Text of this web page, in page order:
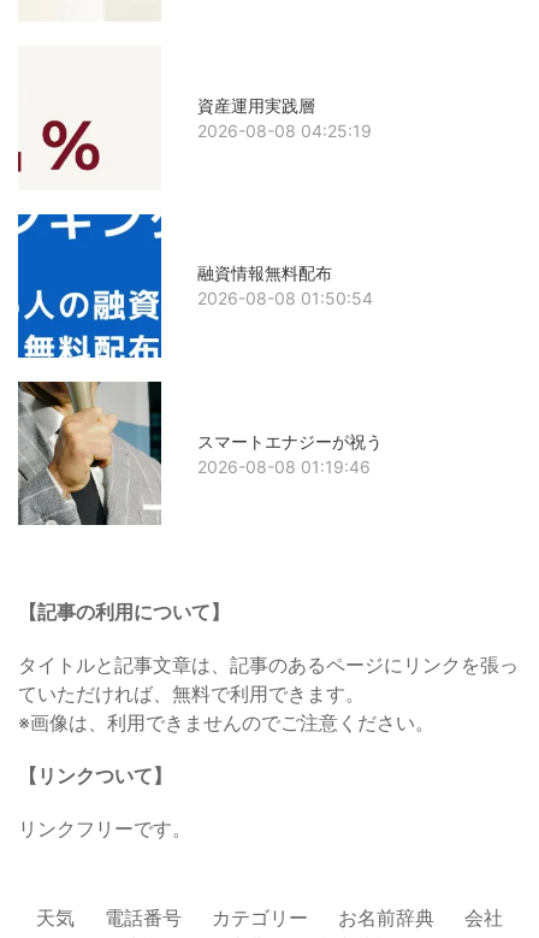
資産運用実践層
2026-08-08 04:25:19
融資情報無料配布
2026-08-08 01:50:54
スマートエナジーが祝う
2026-08-08 01:19:46
【記事の利用について】
タイトルと記事文章は、記事のあるページにリンクを張っ
ていただければ、無料で利用できます。
※画像は、利用できませんのでご注意ください。
【リンクついて】
リンクフリーです。
天気 電話番号 カテゴリー お名前辞典
会社